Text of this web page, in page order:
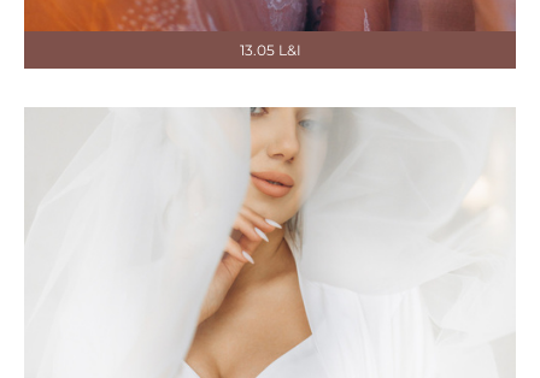
13.05 L&I